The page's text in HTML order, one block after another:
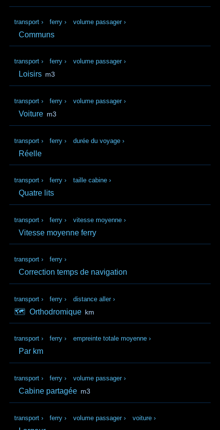
transport › ferry › volume passager ›
Communs
transport › ferry › volume passager ›
Loisirs m3
transport › ferry › volume passager ›
Voiture m3
transport › ferry › durée du voyage ›
Réelle
transport › ferry › taille cabine ›
Quatre lits
transport › ferry › vitesse moyenne ›
Vitesse moyenne ferry
transport › ferry ›
Correction temps de navigation
transport › ferry › distance aller ›
🗺️ Orthodromique km
transport › ferry › empreinte totale moyenne ›
Par km
transport › ferry › volume passager ›
Cabine partagée m3
transport › ferry › volume passager › voiture ›